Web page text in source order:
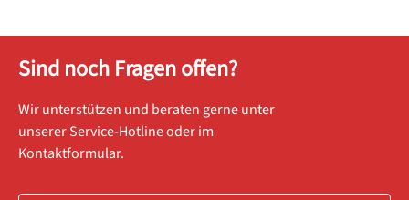
Sind noch Fragen offen?
Wir unterstützen und beraten gerne unter
unserer Service-Hotline oder im
Kontaktformular.